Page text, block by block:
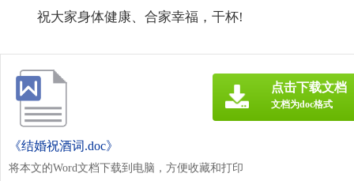
祝大家身体健康、合家幸福，干杯!
《结婚祝酒词.doc》
将本文的Word文档下载到电脑，方便收藏和打印
点击下载文档
文档为doc格式